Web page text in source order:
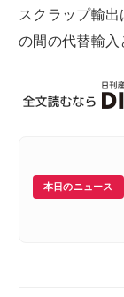
スクラップ輸
の間の代替輸入
本日のニュース